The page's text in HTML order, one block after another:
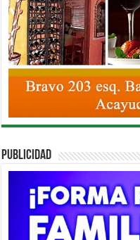
PUBLICIDAD